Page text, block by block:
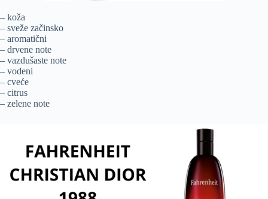
– koža
– sveže začinsko
– aromatični
– drvene note
– vazdušaste note
– vodeni
– cveće
– citrus
– zelene note